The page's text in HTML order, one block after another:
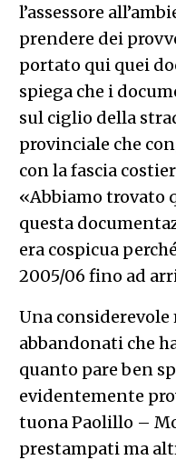
l’assessore
prendere dei
portato qui quei
spiega che i
sul ciglio della
provinciale che
con la fascia
«Abbiamo trovato
questa
era cospicua
2005/06 fino ad
Una
abbandonati che
quanto pare ben
evidentemente
tuona Paolillo –
prestampati ma